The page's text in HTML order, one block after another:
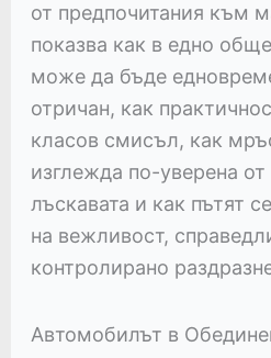
от предпочитания към
показва как в едно
може да бъде
отричан, как
класов смисъл, как
изглежда по-уверена от
лъскавата и как пътят
на вежливост,
контролирано
Автомобилът в